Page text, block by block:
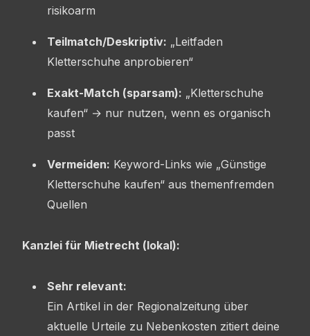
risikoarm
Teilmatch/Deskriptiv: „Leitfaden
Kletterschuhe anprobieren“
Exakt-Match (sparsam): „Kletterschuhe
kaufen“ → nur nutzen, wenn es organisch
passt
Vermeiden: Keyword-Links wie „Günstige
Kletterschuhe kaufen“ aus themenfremden
Quellen
Kanzlei für Mietrecht (lokal):
Sehr relevant:
Ein Artikel in der Regionalzeitung über
aktuelle Urteile zu Nebenkosten zitiert deine